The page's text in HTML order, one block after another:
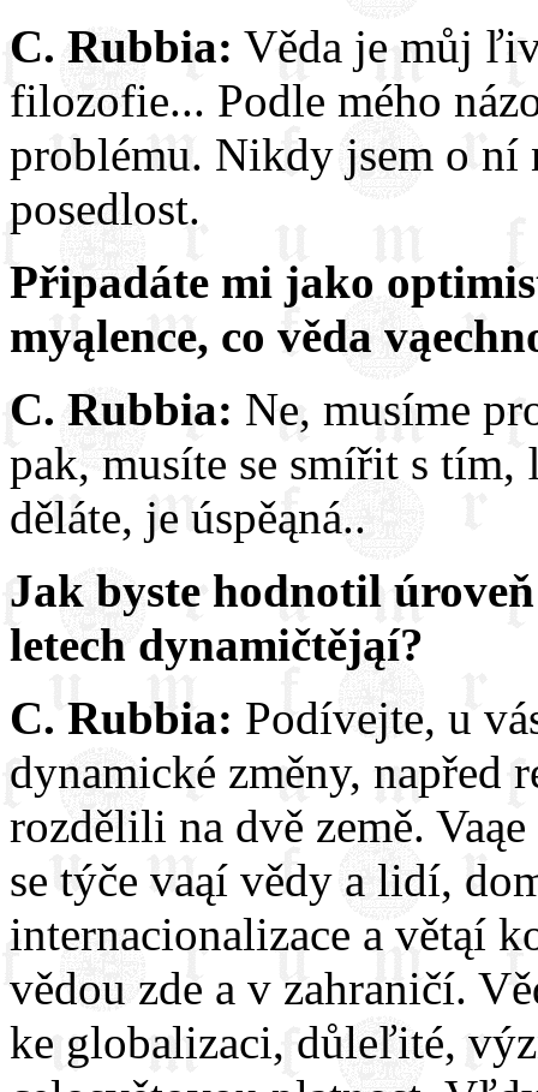
C. Rubbia: Věda je můj
filozofie... Podle mého
problému. Nikdy jsem o ní
posedlost.
Připadáte mi jako
myąlence, co věda
C. Rubbia: Ne, musíme
pak, musíte se smířit s
děláte, je úspěąná..
Jak byste hodnotil
letech dynamičtějąí?
C. Rubbia: Podívejte, u
dynamické změny, napřed
rozdělili na dvě země.
se týče vaąí vědy a lidí,
internacionalizace a větąí
vědou zde a v zahraničí.
ke globalizaci, důleľité,